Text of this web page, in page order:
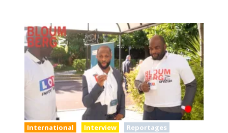
International Interview
Reportages